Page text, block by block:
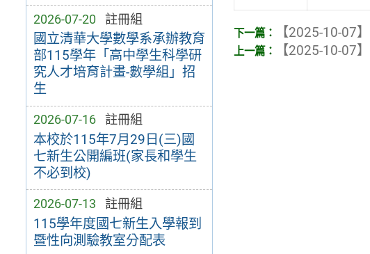
2026-07-20 註冊組
國立清華大學數學系承辦教育
部115學年「高中學生科學研
究人才培育計畫-數學組」招
生
2026-07-16 註冊組
本校於115年7月29日(三)國
七新生公開編班(家長和學生
不必到校)
2026-07-13 註冊組
115學年度國七新生入學報到
暨性向測驗教室分配表
【2025-10-07】
【2025-10-07】